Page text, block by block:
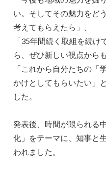
い。そしてその魅力をど
考えてもらえたら」、
「35年間続く取組を続
ら、ぜひ新しい視点から
「これから自分たちの「
かけとしてもらいたい」
した。
発表後、時間が限られる
化」をテーマに、知事と
われました。